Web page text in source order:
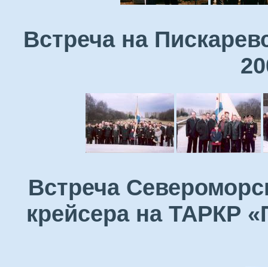
Встреча на
Встреча
крейсера на ТАРКР